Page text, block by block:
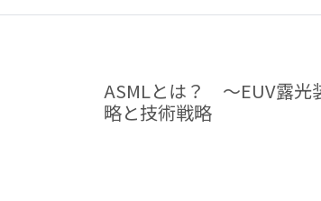
ASMLとは？ ～EUV露光
略と技術戦略